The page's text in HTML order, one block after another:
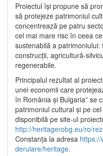
Proiectul își propune să
să protejeze patrimoniul
concentrează pe patru
cel mai mare risc în ceea
sustenabilă a
construcții, agricultură-
regenerabile.
Principalul rezultat al
unei economii care
în România și Bulgaria” se
patrimoniul cultural și pe
disponibilă pe site-ul
http://heritagerobg.eu/ro/
Constanța la adresa
derulare/heritage.